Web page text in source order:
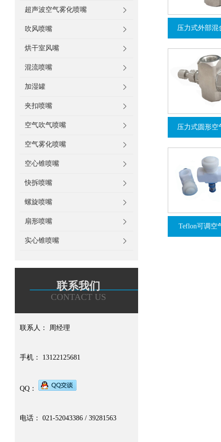
超声波空气雾化喷嘴
吹风喷嘴
烘干室风嘴
混流喷嘴
加湿罐
夹扣喷嘴
空气吹气喷嘴
空气雾化喷嘴
空心锥喷嘴
快拆喷嘴
螺旋喷嘴
扇形喷嘴
实心锥喷嘴
联系我们
CONTACT US
联系人： 周经理
手机： 13122125681
QQ：
电话： 021-52043386 / 39281563
压力式外部混
压力式圆形空
Teflon可调空